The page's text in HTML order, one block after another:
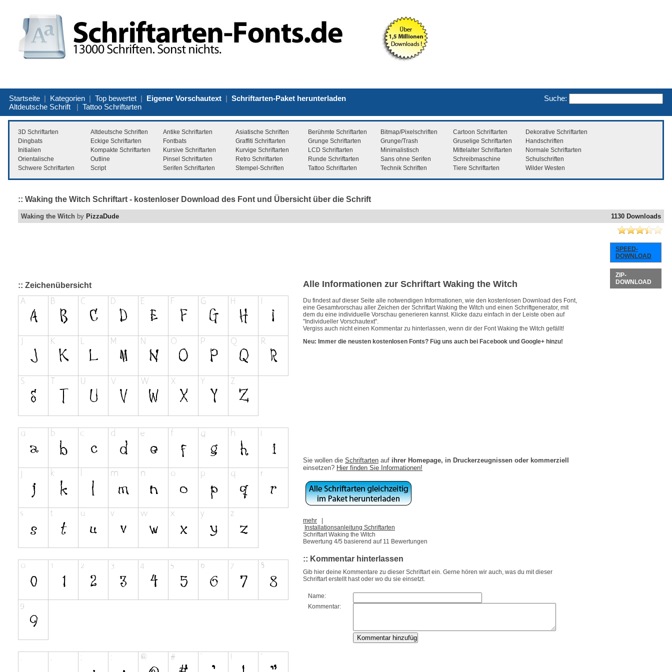
Suche:
Startseite | Kategorien | Top bewertet | Eigener Vorschautext | Schriftarten-Paket herunterladen
Altdeutsche Schrift | Tattoo Schriftarten
3D Schriftarten Altdeutsche Schriften Antike Schriftarten Asiatische Schriften Berühmte Schriftarten Bitmap/Pixelschriften Cartoon Schriftarten
Dekorative Schriftarten
Dingbats
Eckige Schriftarten Fontbats Graffiti Schriftarten Grunge Schriftarten Grunge/Trash Gruselige Schriftarten
Handschriften
Initialien
Kompakte Schriftarten Kursive Schriftarten Kurvige Schriftarten LCD Schriftarten Minimalistisch Mittelalter Schriftarten
Normale Schriftarten
Orientalische
Outline Pinsel Schriftarten Retro Schriftarten Runde Schriftarten Sans ohne Serifen Schreibmaschine
Schulschriften
Schwere Schriftarten
Script Serifen Schriftarten Stempel-Schriften Tattoo Schriftarten Technik Schriften Tiere Schriftarten Wilder Westen
:: Waking the Witch Schriftart - kostenloser Download des Font und Übersicht über die Schrift
1130 Downloads
Waking the Witch by PizzaDude
SPEED-
DOWNLOAD
ZIP-
DOWNLOAD
:: Zeichenübersicht Alle Informationen zur Schriftart Waking the Witch
Du findest auf dieser Seite alle notwendigen Informationen, wie den kostenlosen Download des Font,
eine Gesamtvorschau aller Zeichen der Schriftart Waking the Witch und einen Schriftgenerator, mit
dem du eine individuelle Vorschau generieren kannst. Klicke dazu einfach in der Leiste oben auf
"Individueller Vorschautext".
Vergiss auch nicht einen Kommentar zu hinterlassen, wenn dir der Font Waking the Witch gefällt!
Neu: Immer die neusten kostenlosen Fonts? Füg uns auch bei Facebook und Google+ hinzu!
Sie wollen die Schriftarten auf ihrer Homepage, in Druckerzeugnissen oder kommerziell
einsetzen? Hier finden Sie Informationen!
mehr
Installationsanleitung Schriftarten
Schriftart Waking the Witch
Bewertung 4/5 basierend auf 11 Bewertungen
:: Kommentar hinterlassen
Gib hier deine Kommentare zu dieser Schriftart ein. Gerne hören wir auch, was du mit dieser
Schriftart erstellt hast oder wo du sie einsetzt.
Name:
Kommentar: